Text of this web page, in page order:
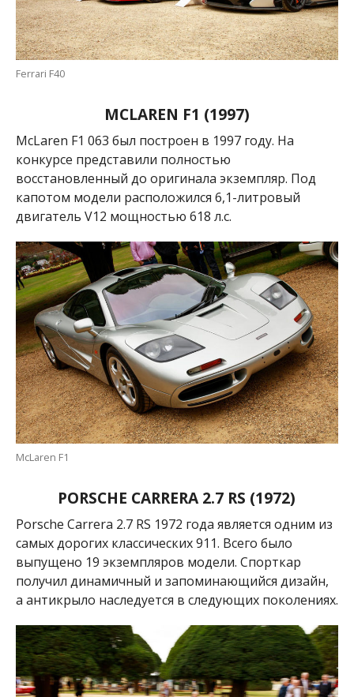
Ferrari F40
MCLAREN F1 (1997)
McLaren F1 063 был построен в 1997 году. На
конкурсе представили полностью
восстановленный до оригинала экземпляр. Под
капотом модели расположился 6,1-литровый
двигатель V12 мощностью 618 л.с.
McLaren F1
PORSCHE CARRERA 2.7 RS (1972)
Porsche Carrera 2.7 RS 1972 года является одним из
самых дорогих классических 911. Всего было
выпущено 19 экземпляров модели. Спорткар
получил динамичный и запоминающийся дизайн,
а антикрыло наследуется в следующих поколениях.